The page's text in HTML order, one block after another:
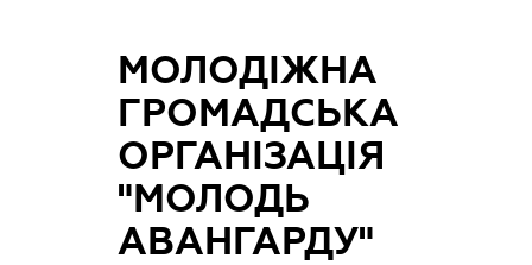
МОЛОДІЖНА
ГРОМАДСЬКА
ОРГАНІЗАЦІЯ
"МОЛОДЬ
АВАНГАРДУ"